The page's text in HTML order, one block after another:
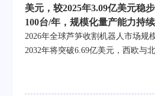
美元，较2025年3.09亿美元稳
100台/年，规模化量产能力持
2026年全球芦笋收割机器人市场规
2032年将突破6.69亿美元，西欧与